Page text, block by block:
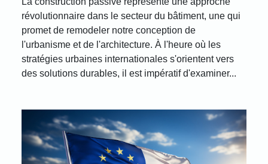
révolutionnaire dans le secteur du bâtiment, une qui
promet de remodeler notre conception de
l'urbanisme et de l'architecture. À l'heure où les
stratégies urbaines internationales s'orientent vers
des solutions durables, il est impératif d'examiner...